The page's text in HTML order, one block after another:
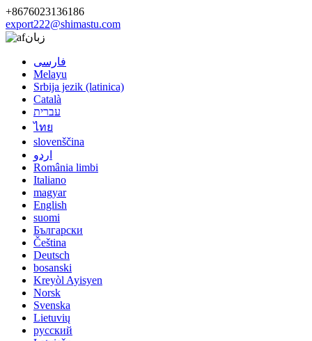
+8676023136186
export222@shimastu.com
زبان
فارسی
Melayu
Srbija jezik (latinica)
Català
עברית
ไทย
slovenščina
اردو
România limbi
Italiano
magyar
English
suomi
Български
Čeština
Deutsch
bosanski
Kreyòl Ayisyen
Norsk
Svenska
Lietuvių
русский